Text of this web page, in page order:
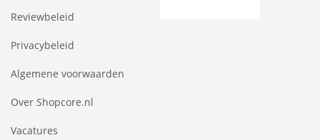
Reviewbeleid
Privacybeleid
Algemene voorwaarden
Over Shopcore.nl
Vacatures